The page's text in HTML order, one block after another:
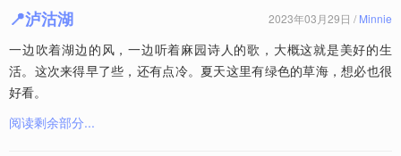
📍泸沽湖 2023年03月29日 / Minnie
一边吹着湖边的风，一边听着麻园诗人的歌，大概这就是美好的生
活。这次来得早了些，还有点冷。夏天这里有绿色的草海，想必也很
好看。
阅读剩余部分...